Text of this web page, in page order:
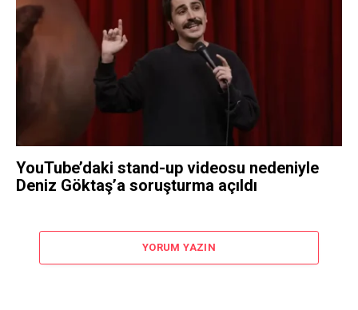
YouTube’daki stand-up videosu nedeniyle
Deniz Göktaş’a soruşturma açıldı
YORUM YAZIN